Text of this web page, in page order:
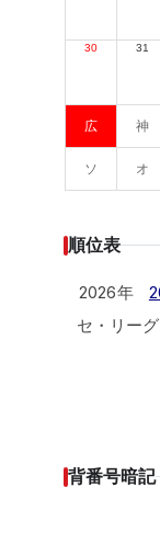
30 31
広 神
ソ
オ
順位表
2026年
セ・リーグ
背番号暗記